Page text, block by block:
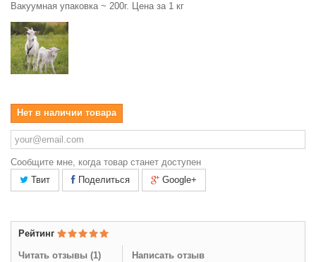
Вакуумная упаковка ~ 200г. Цена за 1 кг
Нет в наличии товара
Сообщите мне, когда товар станет доступен
Твит
Поделиться Google+
Рейтинг
Читать отзывы (1) Написать отзыв